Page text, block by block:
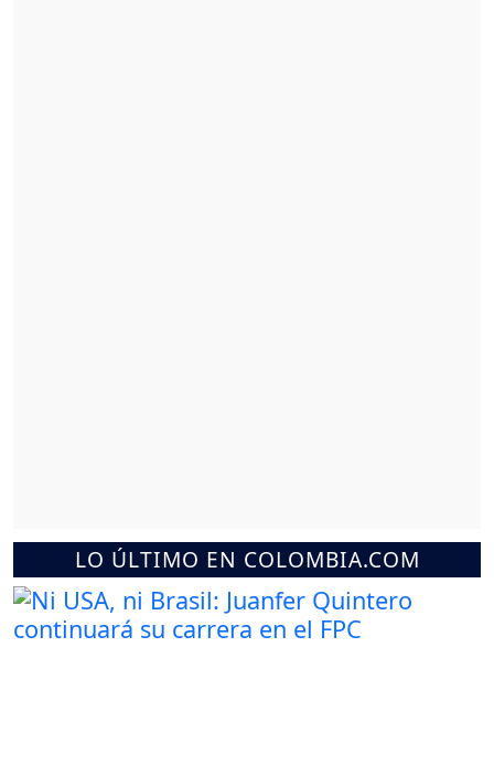
LO ÚLTIMO EN COLOMBIA.COM